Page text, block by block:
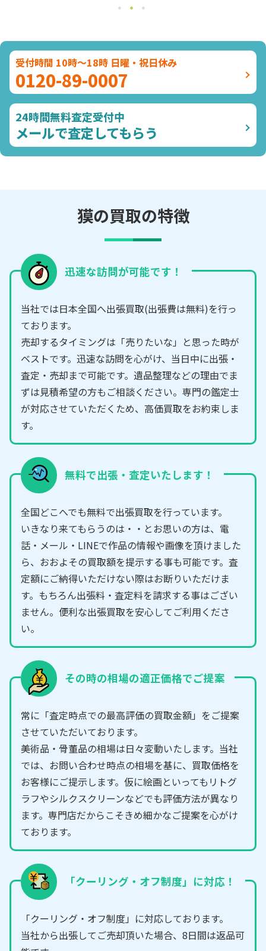
受付時間 10時～18時 日曜・祝日休み
0120-89-0007
24時間無料査定受付中
メールで査定してもらう
獏の買取の特徴
迅速な訪問が可能です！
当社では日本全国へ出張買取(出張費は無料)を行っ
ております。
売却するタイミングは「売りたいな」と思った時が
ベストです。迅速な訪問を心がけ、当日中に出張・
査定・売却まで可能です。遺品整理などの理由でま
ずは見積希望の方もご相談ください。専門の鑑定士
が対応させていただくため、高価買取をお約束しま
す。
無料で出張・査定いたします！
全国どこへでも無料で出張買取を行っています。
いきなり来てもらうのは・・とお思いの方は、電
話・メール・LINEで作品の情報や画像を頂けました
ら、おおよその買取額を提示する事も可能です。査
定額にご納得いただけない際はお断りいただけま
す。もちろん出張料・査定料を請求する事はござい
ません。便利な出張買取を安心してご利用くださ
い。
その時の相場の適正価格でご提案
常に「査定時点での最高評価の買取金額」をご提案
させていただいております。
美術品・骨董品の相場は日々変動いたします。当社
では、お問い合わせ時点の相場を基に、買取価格を
お客様にご提示します。仮に絵画といってもリトグ
ラフやシルクスクリーンなどでも評価方法が異なり
ます。専門店だからこそきめ細かなご提案を心がけ
ております。
「クーリング・オフ制度」に対応！
「クーリング・オフ制度」に対応しております。
当社から出張してご売却頂いた場合、8日間は返品可